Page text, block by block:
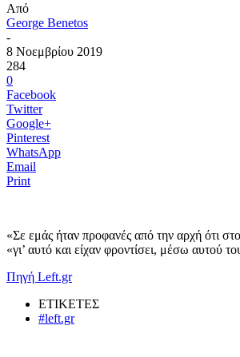
Από
George Benetos
-
8 Νοεμβρίου 2019
284
0
Facebook
Twitter
Google+
Pinterest
WhatsApp
Email
Print
«Σε εμάς ήταν προφανές από την αρχή ότι
«γι’ αυτό και είχαν φροντίσει, μέσω αυτού
Πηγή Left.gr
ΕΤΙΚΕΤΕΣ
#left.gr